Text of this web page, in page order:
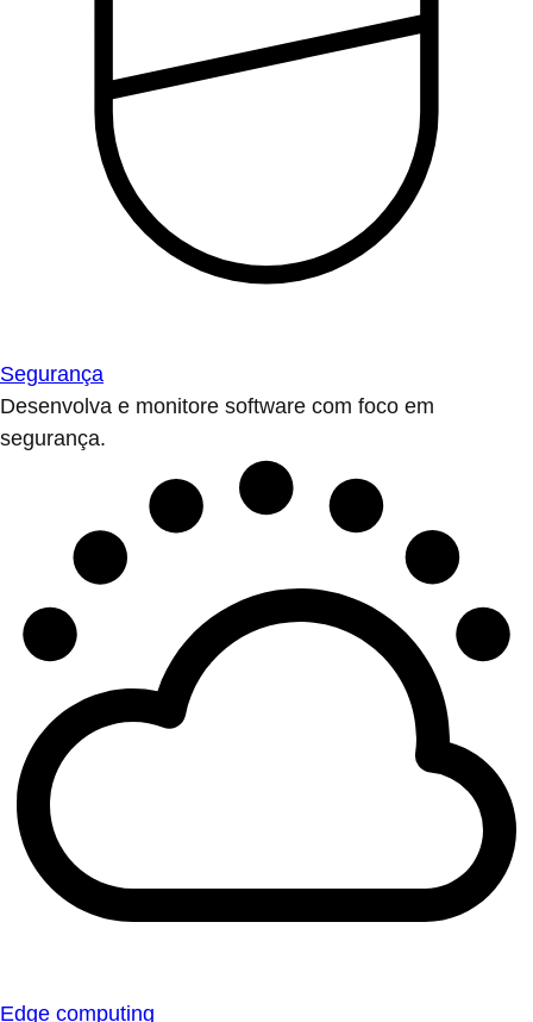
Segurança
Desenvolva e monitore software com foco em
segurança.
Edge computing